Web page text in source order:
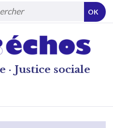
Justice sociale
OK